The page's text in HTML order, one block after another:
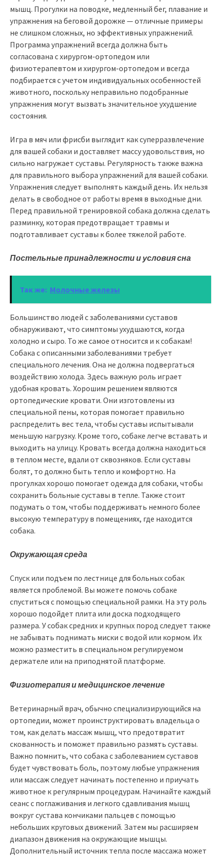
мышц. Прогулки на поводке, медленный бег, плавание и
упражнения на беговой дорожке — отличные примеры
не слишком сложных, но эффективных упражнений.
Программа упражнений всегда должна быть
согласована с хирургом-ортопедом или
физиотерапевтом и хирургом-ортопедом и всегда
подбирается с учетом индивидуальных особенностей
животного, поскольку неправильно подобранные
упражнения могут вызвать значительное ухудшение
состояния.
Игра в мяч или фрисби выглядит как суперразвлечение
для вашей собаки и доставляет массу удовольствия, но
сильно нагружает суставы. Регулярность также важна
для правильного выбора упражнений для вашей собаки.
Упражнения следует выполнять каждый день. Их нельзя
делать в свободное от работы время в выходные дни.
Перед правильной тренировкой собака должна сделать
разминку, которая предотвращает травмы и
подготавливает суставы к более тяжелой работе.
Постельные принадлежности и условия сна
Так же: Молочные железы
Большинство людей с заболеваниями суставов
обнаруживают, что симптомы ухудшаются, когда
холодно и сыро. То же самое относится и к собакам!
Собака с описанными заболеваниями требует
специального лечения. Она не должна подвергаться
воздействию холода. Здесь важную роль играет
удобная кровать. Хорошим решением являются
ортопедические кровати. Они изготовлены из
специальной пены, которая помогает правильно
распределить вес тела, чтобы суставы испытывали
меньшую нагрузку. Кроме того, собаке легче вставать и
выходить на улицу. Кровать всегда должна находиться
в теплом месте, вдали от сквозняков. Если суставы
болят, то должно быть тепло и комфортно. На
прогулках хорошо помогает одежда для собаки, чтобы
сохранить больные суставы в тепле. Также стоит
подумать о том, чтобы поддерживать немного более
высокую температуру в помещениях, где находится
собака.
Окружающая среда
Спуск или подъем по лестнице для больных собак
является проблемой. Вы можете помочь собаке
спуститься с помощью специальной рамки. На эту роль
хорошо подойдет плита или доска подходящего
размера. У собак средних и крупных пород следует также
не забывать поднимать миски с водой или кормом. Их
можно разместить в специальном регулируемом
держателе или на приподнятой платформе.
Физиотерапия и медицинское лечение
Ветеринарный врач, обычно специализирующийся на
ортопедии, может проинструктировать владельца о
том, как делать массаж мышц, что предотвратит
скованность и поможет правильно размять суставы.
Важно помнить, что собака с заболеванием суставов
будет чувствовать боль, поэтому любые упражнения
или массаж следует начинать постепенно и приучать
животное к регулярным процедурам. Начинайте каждый
сеанс с поглаживания и легкого сдавливания мышц
вокруг сустава кончиками пальцев с помощью
небольших круговых движений. Затем мы расширяем
диапазон движения на окружающие мышцы.
Дополнительный источник тепла после массажа может